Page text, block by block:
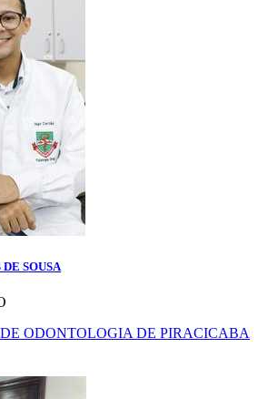
SOUSA
ODONTOLOGIA DE PIRACICABA